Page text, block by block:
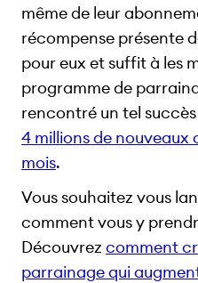
même de leur
récompense présente
pour eux et suffit à les
programme de
rencontré un tel
4 millions de nouveaux
mois.
Vous souhaitez vous
comment vous y
Découvrez comment
parrainage qui